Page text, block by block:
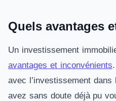
Quels avantages
Un investissement
avantages et inconvénients
avec l’investissement
avez sans doute déjà pu